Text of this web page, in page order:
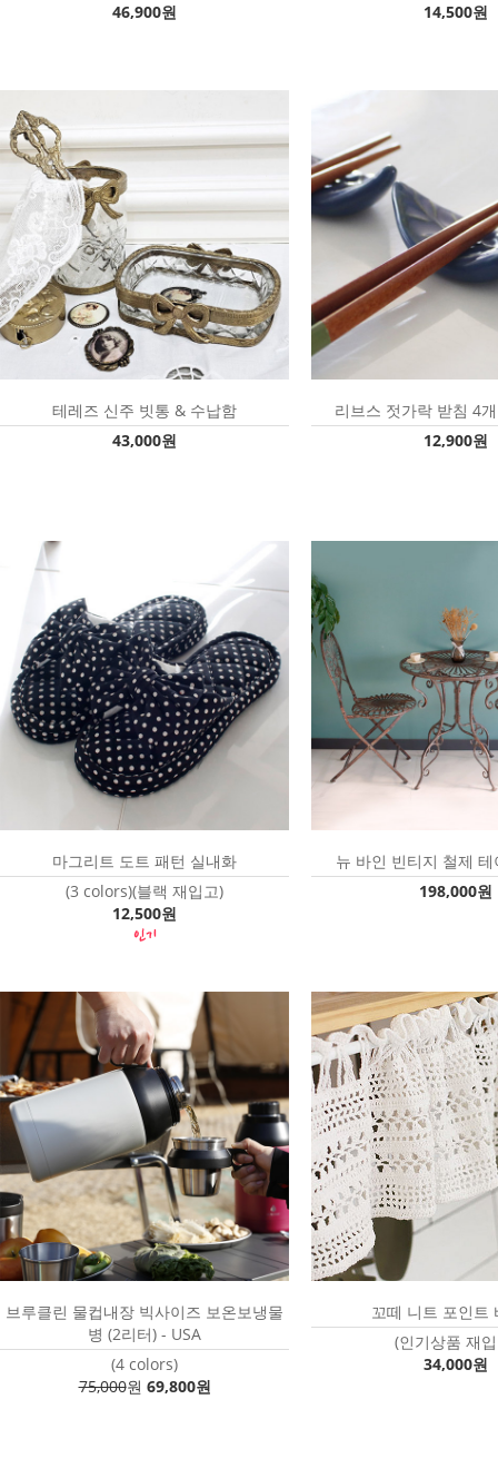
46,900원 14,500원
테레즈 신주 빗통 & 수납함
43,000원
리브스 젓가락 받침 4
12,900원
마그리트 도트 패턴 실내화
(3 colors)(블랙 재입고)
12,500원
뉴 바인 빈티지 철제
198,000원
브루클린 물컵내장 빅사이즈 보온보냉물
병 (2리터) - USA
(4 colors)
75,000원 69,800원
꼬떼 니트 포인트
(인기상품 재
34,000원